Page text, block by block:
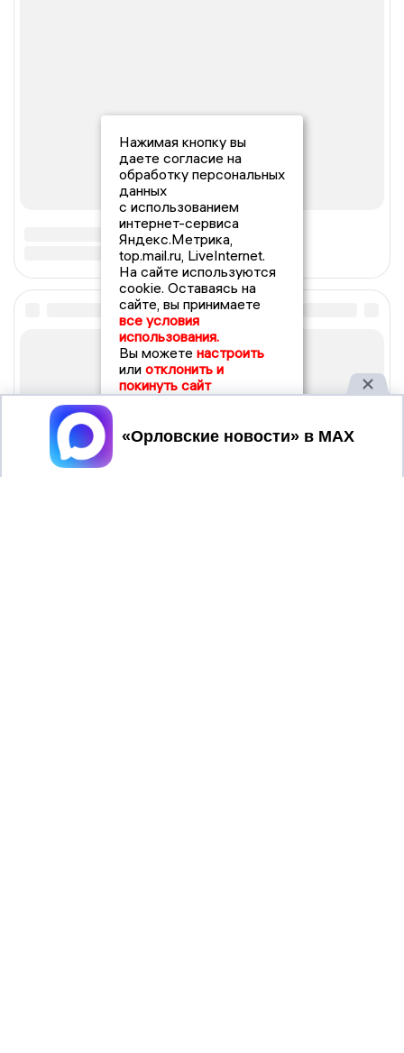
Нажимая кнопку вы
даете согласие на
обработку персональных
данных
с использованием
интернет-сервиса
Яндекс.Метрика,
top.mail.ru, LiveInternet.
На сайте используются
cookie. Оставаясь на
сайте, вы принимаете
все условия
использования.
Вы можете настроить
или отклонить и
покинуть сайт
Принять